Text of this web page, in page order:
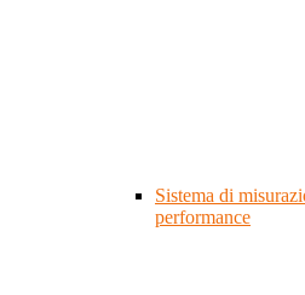
Sistema di
performance